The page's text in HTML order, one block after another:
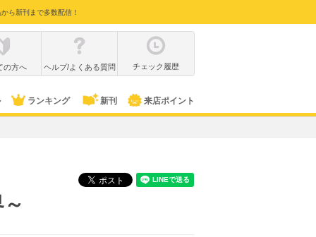
ら新刊まで多数配信！
の方へ ヘルプ/よくある質問 チェック履歴
ランキング 新刊 来店ポイント